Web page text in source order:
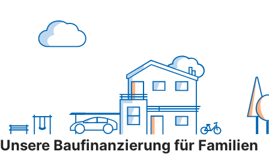
Unsere Baufinanzierung für Familien